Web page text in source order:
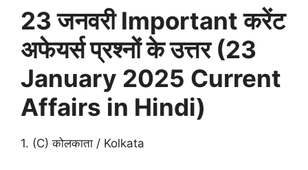
23 जनवरी Important करेंट
अफेयर्स प्रश्नों के उत्तर (23
January 2025 Current
Affairs in Hindi)
1. (C) कोलकाता / Kolkata